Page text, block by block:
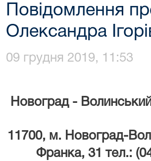
Повідомлення
Олександра
09 грудня 2019, 11:53
Новоград -
11700, м. Новоград-
Франка, 31 тел.: